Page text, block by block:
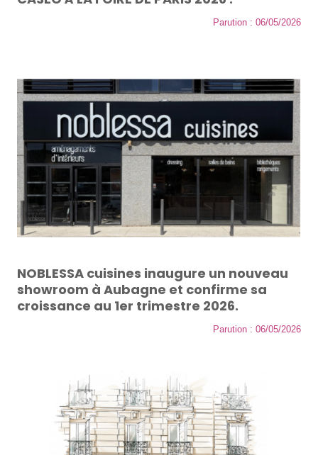
Parution : 06/05/2026
NOBLESSA cuisines inaugure un nouveau
showroom à Aubagne et confirme sa
croissance au 1er trimestre 2026.
Parution : 06/05/2026